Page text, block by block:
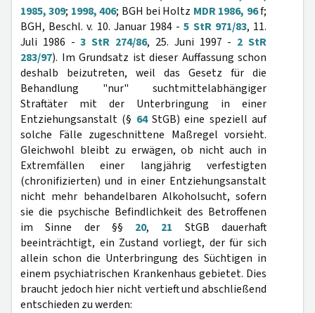
1985, 309; 1998, 406; BGH bei Holtz MDR 1986, 96f;
BGH, Beschl. v. 10. Januar 1984 -5 StR 971/83, 11.
Juli 1986 -3 StR 274/86, 25. Juni 1997 - 2 StR
283/97). Im Grundsatz ist dieser Auffassung schon
deshalb beizutreten, weil das Gesetz für die
Behandlung "nur" suchtmittelabhängiger
Straftäter mit der Unterbringung in einer
Entziehungsanstalt (§ 64StGB) eine speziell auf
solche Fälle zugeschnittene Maßregel vorsieht.
Gleichwohl bleibt zu erwägen, ob nicht auch in
Extremfällen einer langjährig verfestigten
(chronifizierten) und in einer Entziehungsanstalt
nicht mehr behandelbaren Alkoholsucht, sofern
sie die psychische Befindlichkeit des Betroffenen
im Sinne der §§ 20, 21 StGB dauerhaft
beeinträchtigt, ein Zustand vorliegt, der für sich
allein schon die Unterbringung des Süchtigen in
einem psychiatrischen Krankenhaus gebietet. Dies
braucht jedoch hier nicht vertieft und abschließend
entschieden zu werden: